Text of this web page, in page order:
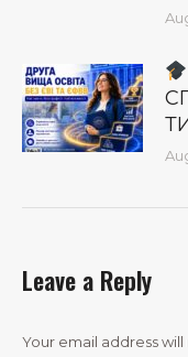
Leave a Reply
Your email address